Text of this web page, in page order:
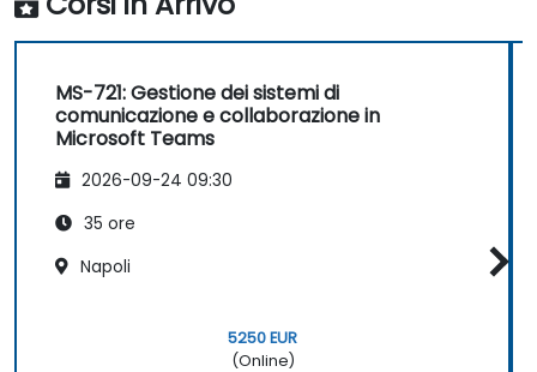
MS-721: Gestione dei sistemi di
comunicazione e collaborazione in
Microsoft Teams
2026-09-24 09:30
35 ore
Napoli
5250 EUR
(Online)